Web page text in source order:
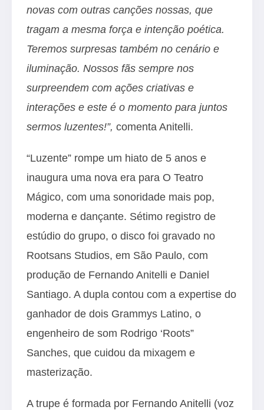
novas com outras canções nossas, que
tragam a mesma força e intenção poética.
Teremos surpresas também no cenário e
iluminação. Nossos fãs sempre nos
surpreendem com ações criativas e
interações e este é o momento para juntos
sermos luzentes!”, comenta Anitelli.
“Luzente” rompe um hiato de 5 anos e
inaugura uma nova era para O Teatro
Mágico, com uma sonoridade mais pop,
moderna e dançante. Sétimo registro de
estúdio do grupo, o disco foi gravado no
Rootsans Studios, em São Paulo, com
produção de Fernando Anitelli e Daniel
Santiago. A dupla contou com a expertise do
ganhador de dois Grammys Latino, o
engenheiro de som Rodrigo ‘Roots”
Sanches, que cuidou da mixagem e
masterização.
A trupe é formada por Fernando Anitelli (voz